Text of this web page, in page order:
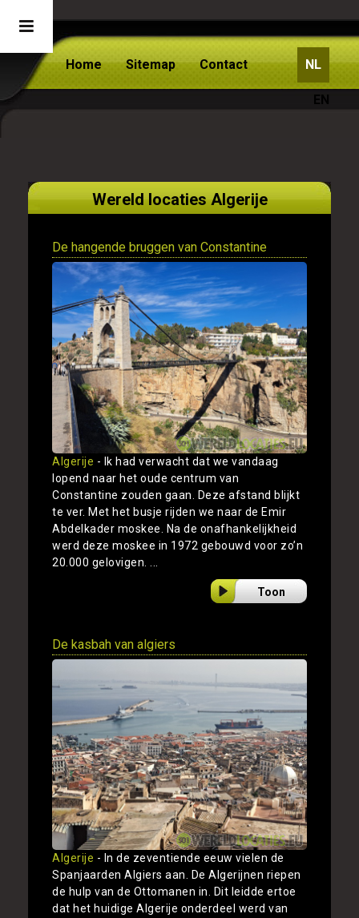
Home Sitemap Contact NL
EN
Wereld locaties Algerije
De hangende bruggen van Constantine
Algerije - Ik had verwacht dat we vandaag
lopend naar het oude centrum van
Constantine zouden gaan. Deze afstand blijkt
te ver. Met het busje rijden we naar de Emir
Abdelkader moskee. Na de onafhankelijkheid
werd deze moskee in 1972 gebouwd voor zo’n
20.000 gelovigen. ...
Toon
De kasbah van algiers
Algerije - In de zeventiende eeuw vielen de
Spanjaarden Algiers aan. De Algerijnen riepen
de hulp van de Ottomanen in. Dit leidde ertoe
dat het huidige Algerije onderdeel werd van